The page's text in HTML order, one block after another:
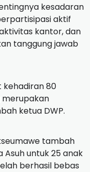
kesadaran
aktif
kantor, dan
tanggung jawab
kehadiran 80
merupakan
ketua DWP.
tambah
Asuh untuk 25 anak
berhasil bebas